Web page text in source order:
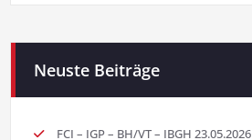
Neuste Beiträge
FCI – IGP – BH/VT – IBGH 23.05.2026